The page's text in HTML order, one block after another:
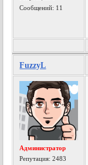
Сообщений: 11
FuzzyL
Администратор
Репутация:2483